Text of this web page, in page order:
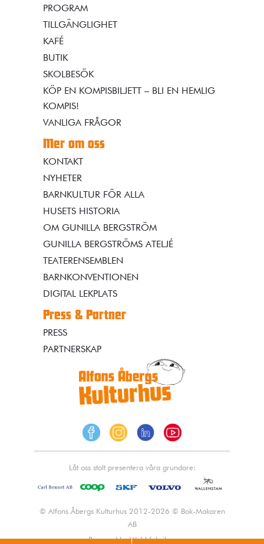
PROGRAM
TILLGÄNGLIGHET
KAFÉ
BUTIK
SKOLBESÖK
KÖP EN KOMPISBILJETT – BLI EN HEMLIG
KOMPIS!
VANLIGA FRÅGOR
Mer om oss
KONTAKT
NYHETER
BARNKULTUR FÖR ALLA
HUSETS HISTORIA
OM GUNILLA BERGSTRÖM
GUNILLA BERGSTRÖMS ATELJÉ
TEATERENSEMBLEN
BARNKONVENTIONEN
DIGITAL LEKPLATS
Press & Partner
PRESS
PARTNERSKAP
Låt oss stolt presentera våra grundare:
© Alfons Åbergs Kulturhus 2012-2026 © Bok-Makaren
AB
Powered by Webbfabriken